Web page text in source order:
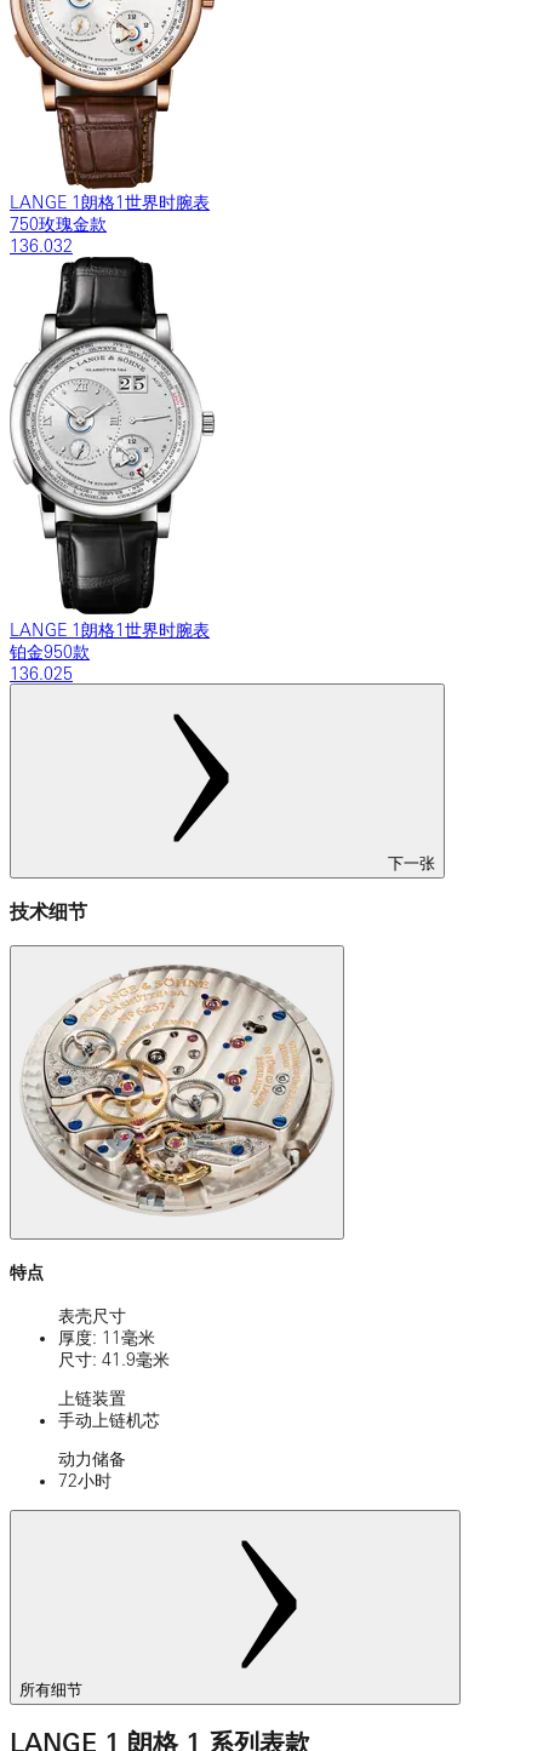
LANGE 1朗格1世界时腕表
750玫瑰金款
136.032
LANGE 1朗格1世界时腕表
铂金950款
136.025
下一张
技术细节
特点
表壳尺寸
厚度: 11毫米
尺寸: 41.9毫米
上链装置
手动上链机芯
动力储备
72小时
所有细节
LANGE 1 朗格 1 系列表款